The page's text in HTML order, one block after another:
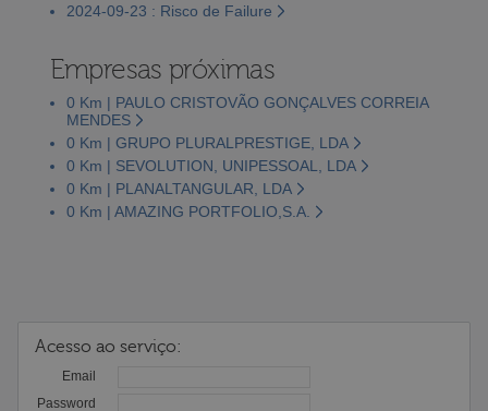
2024-09-23 : Risco de Failure
Empresas próximas
0 Km | PAULO CRISTOVÃO GONÇALVES CORREIA
MENDES
0 Km | GRUPO PLURALPRESTIGE, LDA
0 Km | SEVOLUTION, UNIPESSOAL, LDA
0 Km | PLANALTANGULAR, LDA
0 Km | AMAZING PORTFOLIO,S.A.
Acesso ao serviço:
Email
Password